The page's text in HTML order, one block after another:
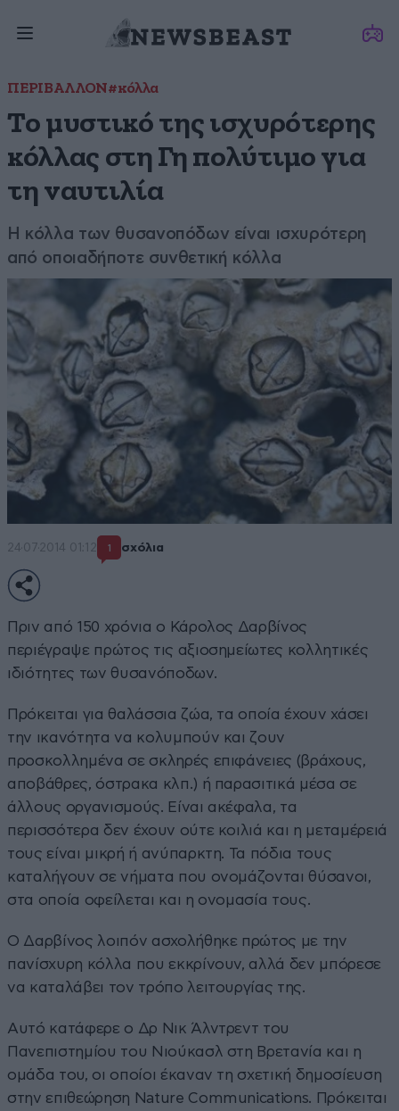
ΠΕΡΙΒΑΛΛΟΝ#κόλλα
Το μυστικό της ισχυρότερης
κόλλας στη Γη πολύτιμο για
τη ναυτιλία
Η κόλλα των θυσανοπόδων είναι ισχυρότερη
από οποιαδήποτε συνθετική κόλλα
24·07·2014 01:12 1 σχόλια
Πριν από 150 χρόνια ο Κάρολος Δαρβίνος
περιέγραψε πρώτος τις αξιοσημείωτες κολλητικές
ιδιότητες των θυσανόποδων.
Πρόκειται για θαλάσσια ζώα, τα οποία έχουν χάσει
την ικανότητα να κολυμπούν και ζουν
προσκολλημένα σε σκληρές επιφάνειες (βράχους,
αποβάθρες, όστρακα κλπ.) ή παρασιτικά μέσα σε
άλλους οργανισμούς. Είναι ακέφαλα, τα
περισσότερα δεν έχουν ούτε κοιλιά και η μεταμέρειά
τους είναι μικρή ή ανύπαρκτη. Τα πόδια τους
καταλήγουν σε νήματα που ονομάζονται θύσανοι,
στα οποία οφείλεται και η ονομασία τους.
Ο Δαρβίνος λοιπόν ασχολήθηκε πρώτος με την
πανίσχυρη κόλλα που εκκρίνουν, αλλά δεν μπόρεσε
να καταλάβει τον τρόπο λειτουργίας της.
Αυτό κατάφερε ο Δρ Νικ Άλντρεντ του
Πανεπιστημίου του Νιούκασλ στη Βρετανία και η
ομάδα του, οι οποίοι έκαναν τη σχετική δημοσίευση
στην επιθεώρηση Nature Communications. Πρόκειται